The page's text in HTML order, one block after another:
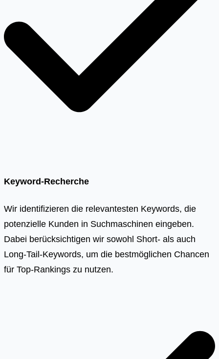
Keyword-Recherche
Wir identifizieren die relevantesten Keywords, die
potenzielle Kunden in Suchmaschinen eingeben.
Dabei berücksichtigen wir sowohl Short- als auch
Long-Tail-Keywords, um die bestmöglichen Chancen
für Top-Rankings zu nutzen.